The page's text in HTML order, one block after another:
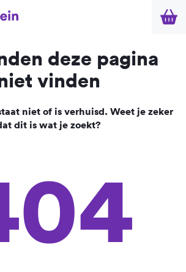
deze pagina
vinden
niet of is verhuisd. Weet je zeker
dit is wat je zoekt?